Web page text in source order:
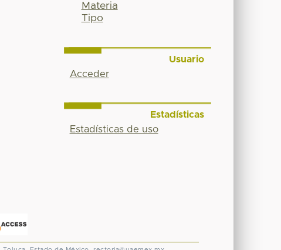
Materia
Tipo
Usuario
Acceder
Estadísticas
Estadísticas de uso